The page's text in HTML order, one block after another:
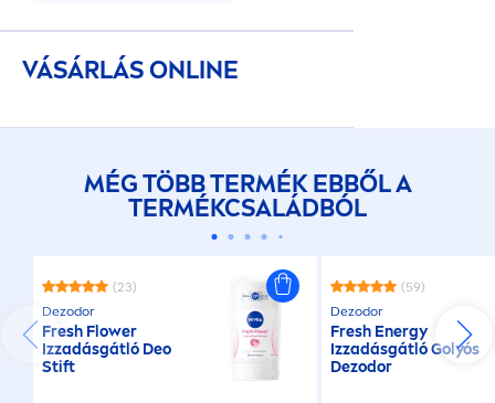
VÁSÁRLÁS ONLINE
MÉG TÖBB TERMÉK EBBŐL A
TERMÉKCSALÁDBÓL
(23)
Dezodor
Fresh Flower
Izzadásgátló Deo
Stift
(59)
Dezodor
Fresh Energy
Izzadásgátló Golyós
Dezodor